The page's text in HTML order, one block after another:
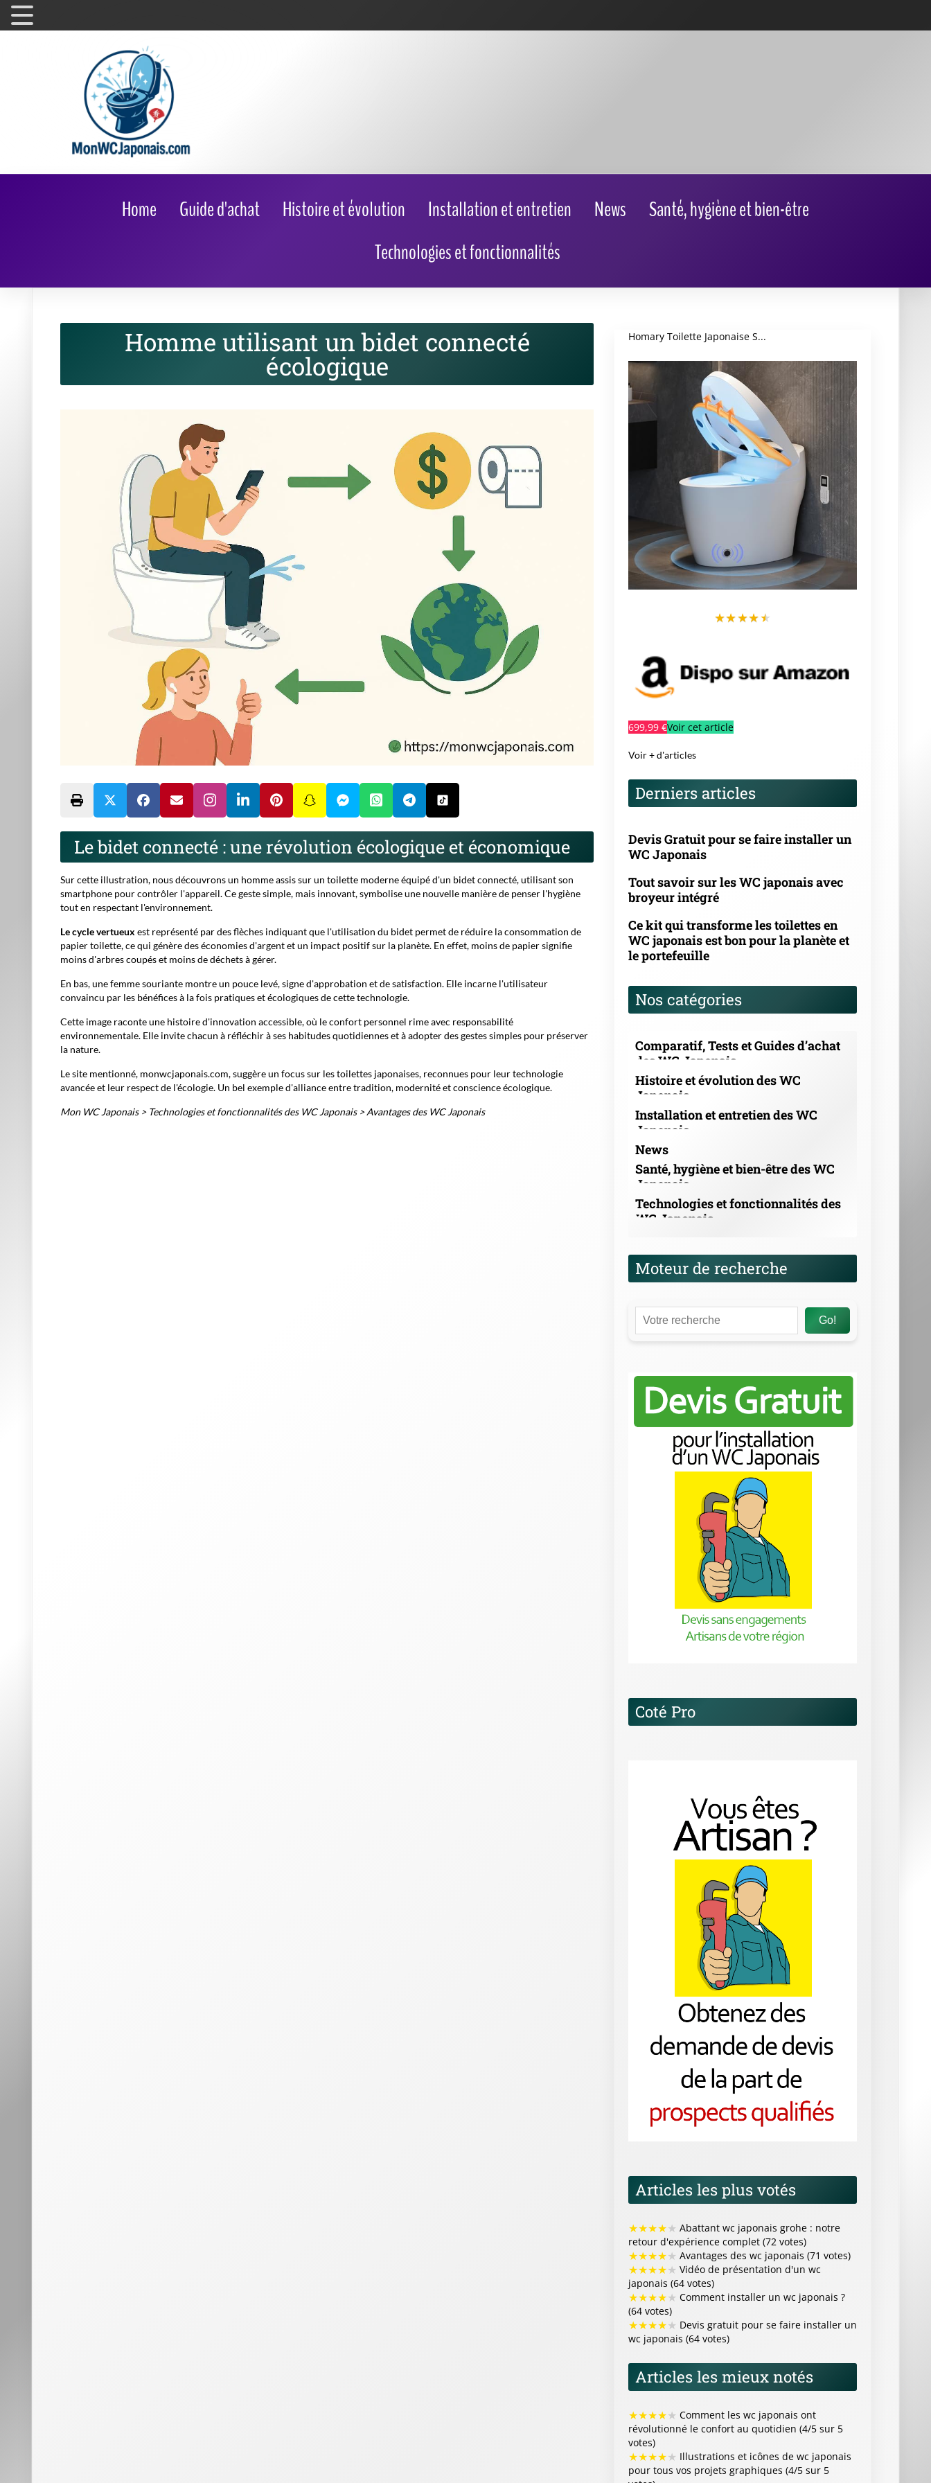
Home Guide d'achat Histoire et évolution Installation et entretien News
Santé, hygiène et bien-être
Technologies et fonctionnalités
Homme utilisant un bidet connecté
écologique
Le bidet connecté : une révolution écologique et économique
Sur cette illustration, nous découvrons un homme assis sur un toilette moderne équipé d'un bidet connecté, utilisant son
smartphone pour contrôler l'appareil. Ce geste simple, mais innovant, symbolise une nouvelle manière de penser l'hygiène
tout en respectant l'environnement.
Le cycle vertueux est représenté par des flèches indiquant que l'utilisation du bidet permet de réduire la consommation de
papier toilette, ce qui génère des économies d'argent et un impact positif sur la planète. En effet, moins de papier signifie
moins d'arbres coupés et moins de déchets à gérer.
En bas, une femme souriante montre un pouce levé, signe d'approbation et de satisfaction. Elle incarne l'utilisateur
convaincu par les bénéfices à la fois pratiques et écologiques de cette technologie.
Cette image raconte une histoire d'innovation accessible, où le confort personnel rime avec responsabilité
environnementale. Elle invite chacun à réfléchir à ses habitudes quotidiennes et à adopter des gestes simples pour préserver
la nature.
Le site mentionné, monwcjaponais.com, suggère un focus sur les toilettes japonaises, reconnues pour leur technologie
avancée et leur respect de l'écologie. Un bel exemple d'alliance entre tradition, modernité et conscience écologique.
Mon WC Japonais > Technologies et fonctionnalités des WC Japonais >Avantages des WC Japonais
Homary Toilette Japonaise S...
★★★★★
699,99 €Voir cet article
Voir + d'articles
Derniers articles
Devis Gratuit pour se faire installer un
WC Japonais
Tout savoir sur les WC japonais avec
broyeur intégré
Ce kit qui transforme les toilettes en
WC japonais est bon pour la planète et
le portefeuille
Nos catégories
Comparatif, Tests et Guides d’achat
des WC Japonais
Histoire et évolution des WC
Japonais
Installation et entretien des WC
Japonais
News
Santé, hygiène et bien-être des WC
Japonais
Technologies et fonctionnalités des
WC Japonais
Moteur de recherche
Go!
Coté Pro
Articles les plus votés
★★★★★ Abattant wc japonais grohe : notre
retour d'expérience complet (72 votes)
★★★★★ Avantages des wc japonais (71 votes)
★★★★★ Vidéo de présentation d'un wc
japonais (64 votes)
★★★★★ Comment installer un wc japonais ?
(64 votes)
★★★★★ Devis gratuit pour se faire installer un
wc japonais (64 votes)
Articles les mieux notés
★★★★★ Comment les wc japonais ont
révolutionné le confort au quotidien (4/5 sur 5
votes)
★★★★★ Illustrations et icônes de wc japonais
pour tous vos projets graphiques (4/5 sur 5